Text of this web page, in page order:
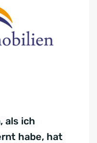
als ich
habe, hat